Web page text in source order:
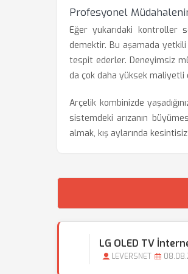
Profesyonel
Eğer yukarıdaki kontroller
demektir. Bu aşamada
tespit ederler. Deneyimsiz
da çok daha yüksek maliyetli
Arçelik kombinizde
sistemdeki arızanın
almak, kış aylarında
LG OLED TV
LEVERSNET